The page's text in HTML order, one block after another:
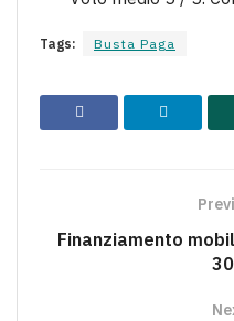
Tags: Busta Paga
Finanziamento